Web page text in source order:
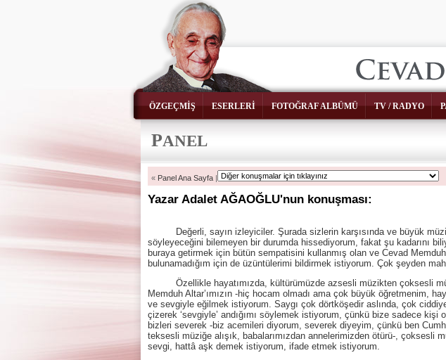
ÖZGEÇMİŞ ESERLERİ FOTOĞRAF ALBÜMÜ TV / RADYO
PANEL
« Panel Ana Sayfa |
Yazar Adalet AĞAOĞLU'nun konuşması:
Değerli, sayın izleyiciler. Şurada sizlerin karşısında ve büyük
söyleyeceğini bilemeyen bir durumda hissediyorum, fakat şu kadarını
buraya getirmek için bütün sempatisini kullanmış olan ve Cevad
bulunamadığım için de üzüntülerimi bildirmek istiyorum. Çok şeyden
Özellikle hayatımızda, kültürümüzde azsesli müzikten çoksesli
Memduh Altar’ımızın -hiç hocam olmadı ama çok büyük öğretmenim,
ve sevgiyle eğilmek istiyorum. Saygı çok dörtköşedir aslında, çok
çizerek ‘sevgiyle’ andığımı söylemek istiyorum, çünkü bize sadece
bizleri severek -biz acemileri diyorum, severek diyeyim, çünkü ben
teksesli müziğe alışık, babalarımızdan annelerimizden ötürü-,
sevgi, hattâ aşk demek istiyorum, ifade etmek istiyorum.